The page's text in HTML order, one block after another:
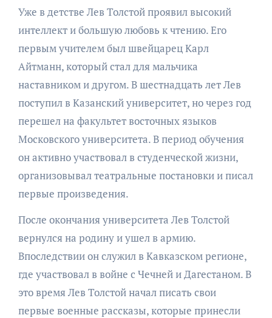
Уже в детстве Лев Толстой проявил высокий
интеллект и большую любовь к чтению. Его
первым учителем был швейцарец Карл
Айтманн, который стал для мальчика
наставником и другом. В шестнадцать лет Лев
поступил в Казанский университет, но через год
перешел на факультет восточных языков
Московского университета. В период обучения
он активно участвовал в студенческой жизни,
организовывал театральные постановки и писал
первые произведения.
После окончания университета Лев Толстой
вернулся на родину и ушел в армию.
Впоследствии он служил в Кавказском регионе,
где участвовал в войне с Чечней и Дагестаном. В
это время Лев Толстой начал писать свои
первые военные рассказы, которые принесли